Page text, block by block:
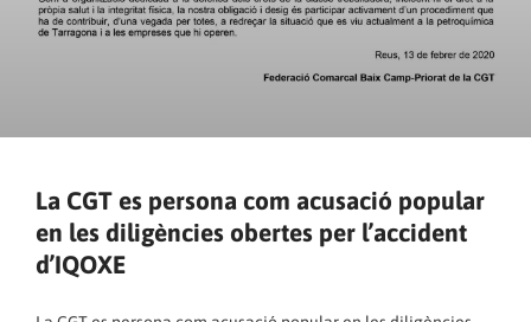
La CGT es persona com acusació popular
en les diligències obertes per l’accident
d’IQOXE